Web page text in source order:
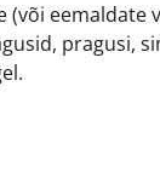
eemaldate
pragusi,